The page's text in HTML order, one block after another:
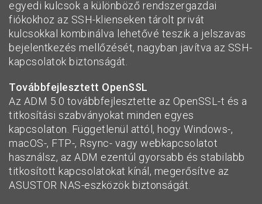
egyedi kulcsok a különböző rendszergazdai
fiókokhoz az SSH-klienseken tárolt privát
kulcsokkal kombinálva lehetővé teszik a jelszavas
bejelentkezés mellőzését, nagyban javítva az SSH-
kapcsolatok biztonságát.
Továbbfejlesztett OpenSSL
Az ADM 5.0 továbbfejlesztette az OpenSSL-t és a
titkosítási szabványokat minden egyes
kapcsolaton. Függetlenül attól, hogy Windows-,
macOS-, FTP-, Rsync- vagy webkapcsolatot
használsz, az ADM ezentúl gyorsabb és stabilabb
titkosított kapcsolatokat kínál, megerősítve az
ASUSTOR NAS-eszközök biztonságát.